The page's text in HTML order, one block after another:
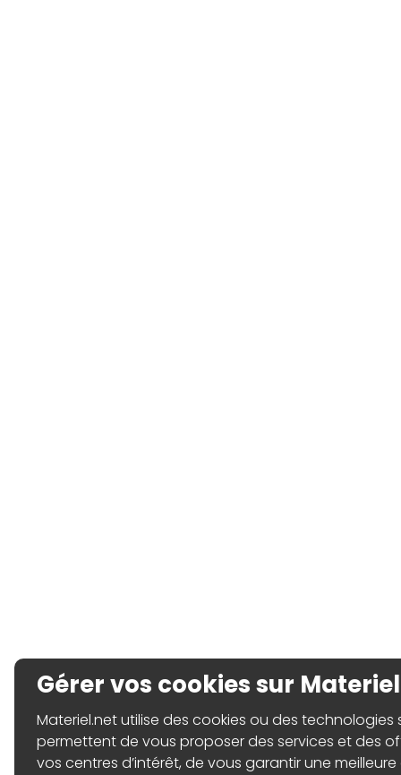
Gérer vos cookies sur
Materiel.net utilise des cookies ou des technologies
permettent de vous proposer des services et des
vos centres d’intérêt, de vous garantir une